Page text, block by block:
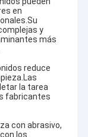
en
y
más
reduce
la tarea
fabricantes
con abrasivo,
los